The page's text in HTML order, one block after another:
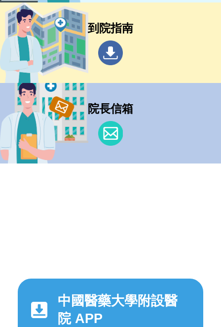
到院指南
院長信箱
中國醫藥大學附設醫
院 APP